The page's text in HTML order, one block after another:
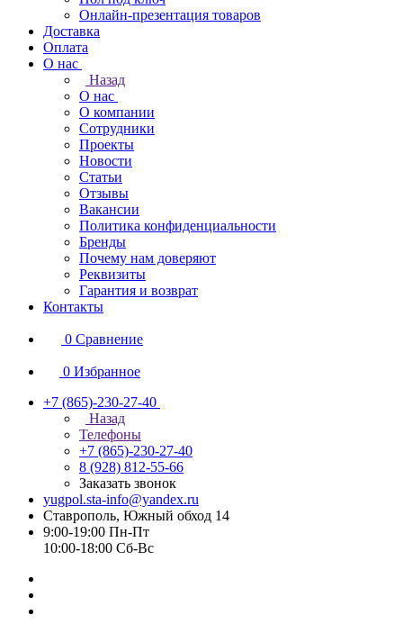
Онлайн-презентация товаров
Доставка
Оплата
О нас
Назад
О нас
О компании
Сотрудники
Проекты
Новости
Статьи
Отзывы
Вакансии
Политика конфиденциальности
Бренды
Почему нам доверяют
Реквизиты
Гарантия и возврат
Контакты
0 Сравнение
0 Избранное
+7 (865)-230-27-40
Назад
Телефоны
+7 (865)-230-27-40
8 (928) 812-55-66
Заказать звонок
yugpol.sta-info@yandex.ru
Ставрополь, Южный обход 14
9:00-19:00 Пн-Пт
10:00-18:00 Cб-Вс